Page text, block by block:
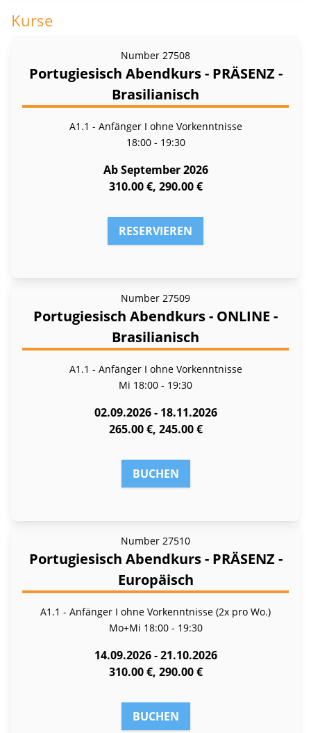
Kurse
Number 27508
Portugiesisch Abendkurs - PRÄSENZ -
Brasilianisch
A1.1 - Anfänger I ohne Vorkenntnisse
18:00 - 19:30
Ab September 2026
310.00 €, 290.00 €
RESERVIEREN
Number 27509
Portugiesisch Abendkurs - ONLINE -
Brasilianisch
A1.1 - Anfänger I ohne Vorkenntnisse
Mi 18:00 - 19:30
02.09.2026 - 18.11.2026
265.00 €, 245.00 €
BUCHEN
Number 27510
Portugiesisch Abendkurs - PRÄSENZ -
Europäisch
A1.1 - Anfänger I ohne Vorkenntnisse (2x pro Wo.)
Mo+Mi 18:00 - 19:30
14.09.2026 - 21.10.2026
310.00 €, 290.00 €
BUCHEN